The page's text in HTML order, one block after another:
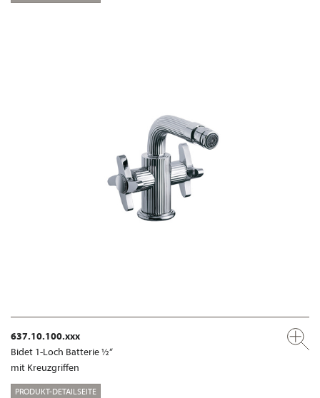
637.10.100.xxx
Bidet 1-Loch Batterie ½“
mit Kreuzgriffen
PRODUKT-DETAILSEITE